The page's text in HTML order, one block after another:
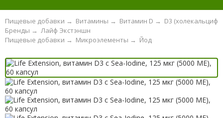
Пищевые добавки → Витамины → Витамин D → D3
Лайф Экстэншн
Бренды →
Йод
Микроэлементы →
Пищевые добавки →